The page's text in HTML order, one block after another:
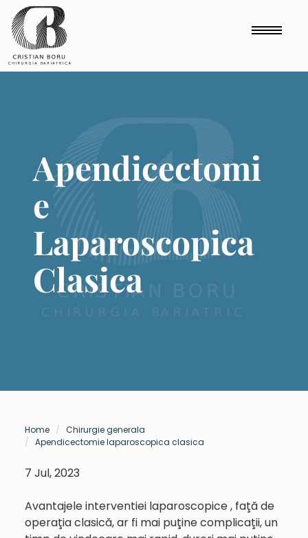
Apendicectomie Laparoscopica Clasica - mergi la
Apendicectomi
e
Laparoscopica
Clasica
Home
Chirurgie generala
Apendicectomie laparoscopica clasica
7 Jul, 2023
Avantajele interventiei laparoscopice , faţă de
operaţia clasică, ar fi mai puţine complicaţii, un